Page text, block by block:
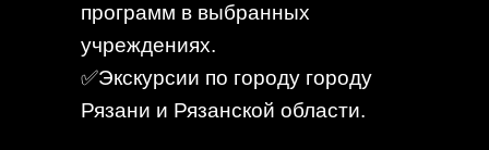
программ в выбранных
учреждениях.
✅Экскурсии по городу городу
Рязани и Рязанской области.